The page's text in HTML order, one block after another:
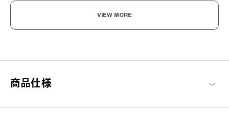
手に伝わる、 日本の流儀。
一つ一つ丁寧に仕上げる日本製ハンドメイド。
VIEW MORE
商品仕様